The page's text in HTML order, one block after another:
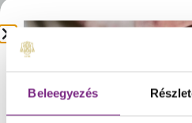
Beleegyezés